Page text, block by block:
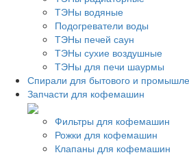
ТЭНы водяные
Подогреватели воды
ТЭНы печей саун
ТЭНы сухие воздушные
ТЭНы для печи шаурмы
Спирали для бытового и
Запчасти для кофемашин
Фильтры для кофемашин
Рожки для кофемашин
Клапаны для кофемашин